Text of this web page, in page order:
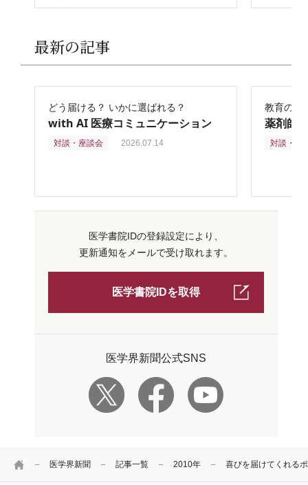
HOME 医学界新聞 記事一覧 2010年 喜びを届けてくれる
最新の記事
どう届ける？ いかに選ばれる？
with AI 医療コミュニケーション
対談・座談会 2026.07.14
教育の再
薬剤師
対談・座
医学書院IDの登録設定により、
更新通知をメールで受け取れます。
医学書院IDを取得
医学界新聞公式SNS